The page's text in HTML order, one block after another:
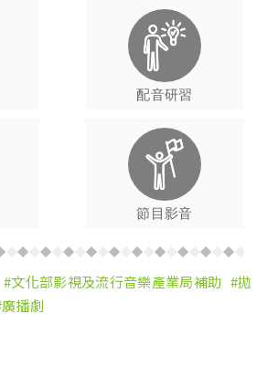
配音研習
節目影音
文化部影視及流行音樂產業局補助
拋
廣播劇